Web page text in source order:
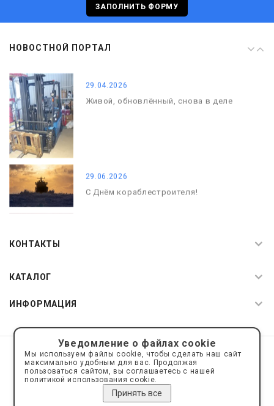
ЗАПОЛНИТЬ ФОРМУ
НОВОСТНОЙ ПОРТАЛ
С Днём кораблестроителя!
С Днём Победы. Память, которая с
29.04.2026
Живой, обновлённый, снова в деле
29.06.2026
С Днём кораблестроителя!
КОНТАКТЫ
КАТАЛОГ
ИНФОРМАЦИЯ
© 2019—2026 Интернет пространство АкваРос
sale@a-ros.ru
Политика конфиденциальности
Политика обработки персональных данных
Уведомление о файлах cookie
Мы используем файлы cookie, чтобы сделать наш сайт
максимально удобным для вас. Продолжая
пользоваться сайтом, вы соглашаетесь с нашей
политикой использования cookie.
Принять все